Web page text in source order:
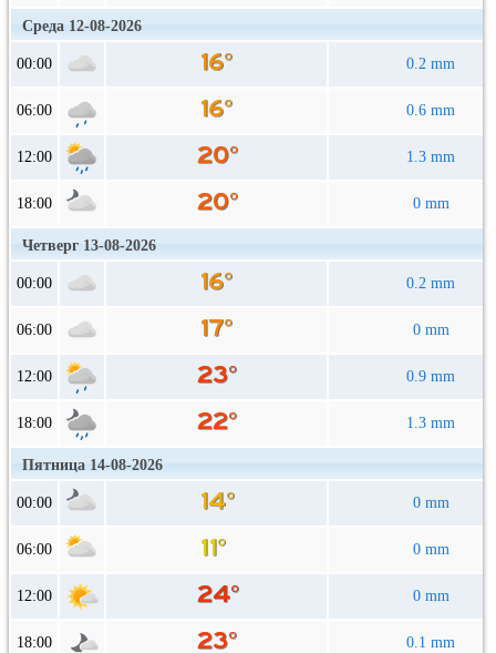
Среда 12-08-2026
00:00 0.2 mm
06:00 0.6 mm
12:00 1.3 mm
18:00 0 mm
Четверг 13-08-2026
00:00 0.2 mm
06:00 0 mm
12:00 0.9 mm
18:00 1.3 mm
Пятница 14-08-2026
00:00 0 mm
06:00 0 mm
12:00 0 mm
18:00 0.1 mm